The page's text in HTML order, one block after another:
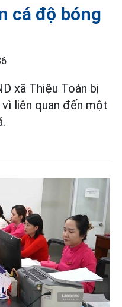
cá độ bóng
xã Thiệu Toán bị
liên quan đến một